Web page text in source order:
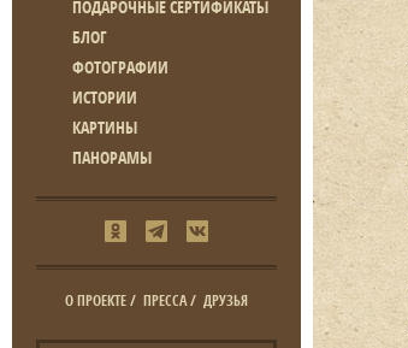
ПОДАРОЧНЫЕ СЕРТИФИКАТЫ
БЛОГ
ФОТОГРАФИИ
ИСТОРИИ
КАРТИНЫ
ПАНОРАМЫ
О ПРОЕКТЕ/ ПРЕССА/ ДРУЗЬЯ